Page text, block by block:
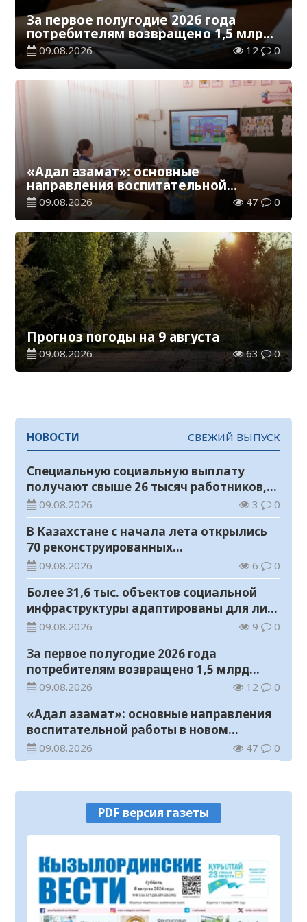
За первое полугодие 2026 года
потребителям возвращено 1,5 млрд
тенге
09.08.2026 12 0
«Адал азамат»: основные
направления воспитательной
работы в новом учебном году
09.08.2026 47 0
Прогноз погоды на 9 августа
09.08.2026 63 0
НОВОСТИ СВЕЖИЙ ВЫПУСК
Специальную социальную выплату
получают свыше 26 тысяч работников,
занятых во вредных условиях труда
09.08.2026 3 0
В Казахстане с начала лета открылись
70 реконструированных
железнодорожных вокзалов
09.08.2026 6 0
Более 31,6 тыс. объектов социальной
инфраструктуры адаптированы для лиц
с инвалидностью
09.08.2026 9 0
За первое полугодие 2026 года
потребителям возвращено 1,5 млрд
тенге
09.08.2026 12 0
«Адал азамат»: основные направления
воспитательной работы в новом
учебном году
09.08.2026 47 0
09.08.2026 63 0
Государство расширяет поддержку
граждан, переезжающих в новые
08.08.2026
Казахстан экспортировал 13,9 млн тонн
зерна и муки в зерновом эквиваленте
08.08.2026 93
PDF версия газеты